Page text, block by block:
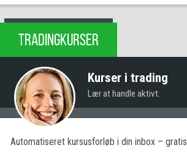
TRADINGKURSER
Kurser i trading
Lær at handle aktivt.
Automatiseret kursusforløb i din inbox – gratis